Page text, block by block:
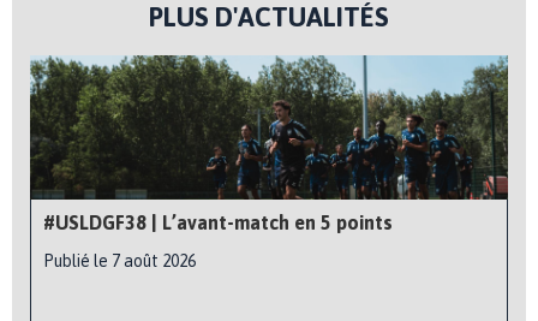
PLUS D'ACTUALITÉS
#USLDGF38 | L’avant-match en 5 points
Publié le 7 août 2026